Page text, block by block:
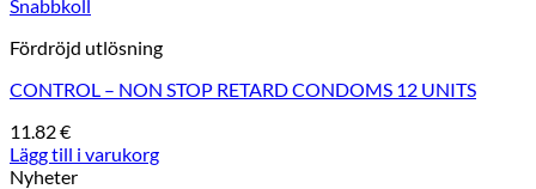
Snabbkoll
Fördröjd utlösning
CONTROL – NON STOP RETARD CONDOMS 12 UNITS
11.82€
Lägg till i varukorg
Nyheter